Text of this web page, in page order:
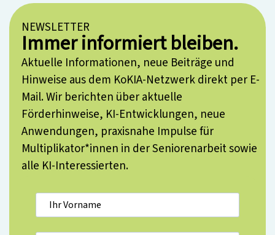
NEWSLETTER
Immer informiert bleiben.
Aktuelle Informationen, neue Beiträge und
Hinweise aus dem KoKIA-Netzwerk direkt per E-
Mail. Wir berichten über aktuelle
Förderhinweise, KI-Entwicklungen, neue
Anwendungen, praxisnahe Impulse für
Multiplikator*innen in der Seniorenarbeit sowie
alle KI-Interessierten.